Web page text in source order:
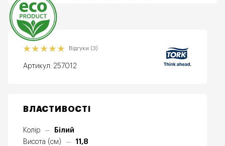
Відгуки (3)
Артикул: 257012
ВЛАСТИВОСТІ
Колір —
Білий
Висота (см)
—
11,8